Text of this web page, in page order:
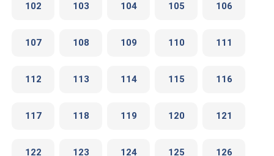
102 103 104 105 106
107 108 109 110 111
112 113 114 115 116
117 118 119 120 121
122 123 124 125 126